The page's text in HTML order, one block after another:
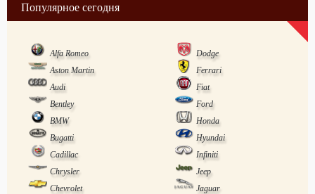
Популярное сегодня
Alfa Romeo
Dodge
Aston Martin
Ferrari
Audi
Fiat
Bentley
Ford
BMW
Honda
Bugatti
Hyundai
Cadillac
Infiniti
Chrysler
Jeep
Chevrolet
Jaguar